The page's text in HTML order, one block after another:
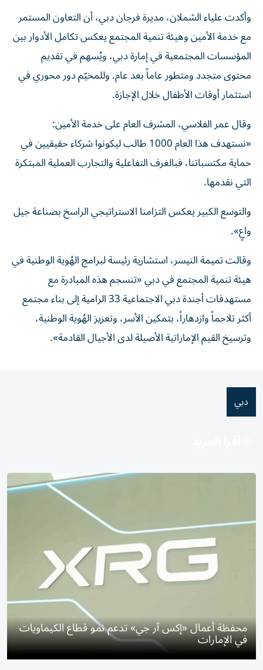
وأكدت علياء الشملان، مديرة فرجان دبي، أن التعاون المستمر
مع خدمة الأمين وهيئة تنمية المجتمع يعكس تكامل الأدوار بين
المؤسسات المجتمعية في إمارة دبي، ويُسهم في تقديم
محتوى متجدد ومتطور عاماً بعد عام. وللمخيّم دور محوري في
استثمار أوقات الأطفال خلال الإجازة.
وقال عمر الفلاسي، المشرف العام على خدمة الأمين:
«نستهدف هذا العام 1000 طالب ليكونوا شركاء حقيقيين في
حماية مكتسباتنا، فبالغرف التفاعلية والتجارب العملية المبتكرة
التي نقدمها.
والتوسع الكبير يعكس التزامنا الاستراتيجي الراسخ بصناعة جيل
واعٍ».
وقالت تميمة النيسر، استشارية رئيسة لبرامج الهُوية الوطنية في
هيئة تنمية المجتمع في دبي «تنسجم هذه المبادرة مع
مستهدفات أجندة دبي الاجتماعية 33 الرامية إلى بناء مجتمع
أكثر تلاحماً وازدهاراً، بتمكين الأسر، وتعزيز الهُوية الوطنية،
وترسيخ القيم الإماراتية الأصيلة لدى الأجيال القادمة».
دبي
محفظة أعمال «إكس آر جي» تدعم نمو قطاع الكيماويات
في الإمارات